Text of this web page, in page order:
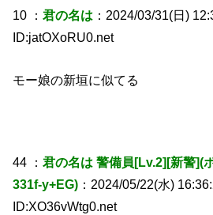
10 ：君の名は ：2024/03/31(日)
ID:jatOXoRU0.net
モー娘の新垣に似てる
44 ：君の名は 警備員[Lv.2][新警](
331f-y+EG) ：2024/05/22(水)
ID:XO36vWtg0.net